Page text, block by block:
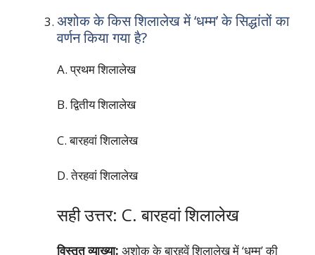
अशोक के किस शिलालेख में ‘धम्म’ के सिद्धांतों का
वर्णन किया गया है?
A. प्रथम शिलालेख
B. द्वितीय शिलालेख
C. बारहवां शिलालेख
D. तेरहवां शिलालेख
सही उत्तर: C. बारहवां शिलालेख
विस्तृत व्याख्या: अशोक के बारहवें शिलालेख में ‘धम्म’ की